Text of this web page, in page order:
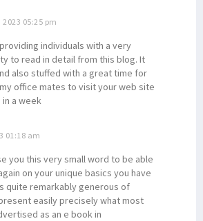
2023 05:25 pm
individuals with a very
to read in detail from this blog. It
also stuffed with a great time for
office mates to visit your web site
in a week
01:18 am
you this very small word to be able
on your unique basics you have
quite remarkably generous of
easily precisely what most
as an e book in